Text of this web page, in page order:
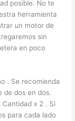
posible. No te
herramienta
un motor de
sin
en poco
. Se recomienda
de dos en dos.
x 2 . Si
para cada lado